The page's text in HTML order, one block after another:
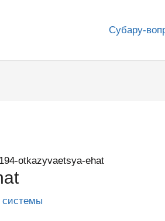
Субару-
otkazyvaetsya-ehat
системы